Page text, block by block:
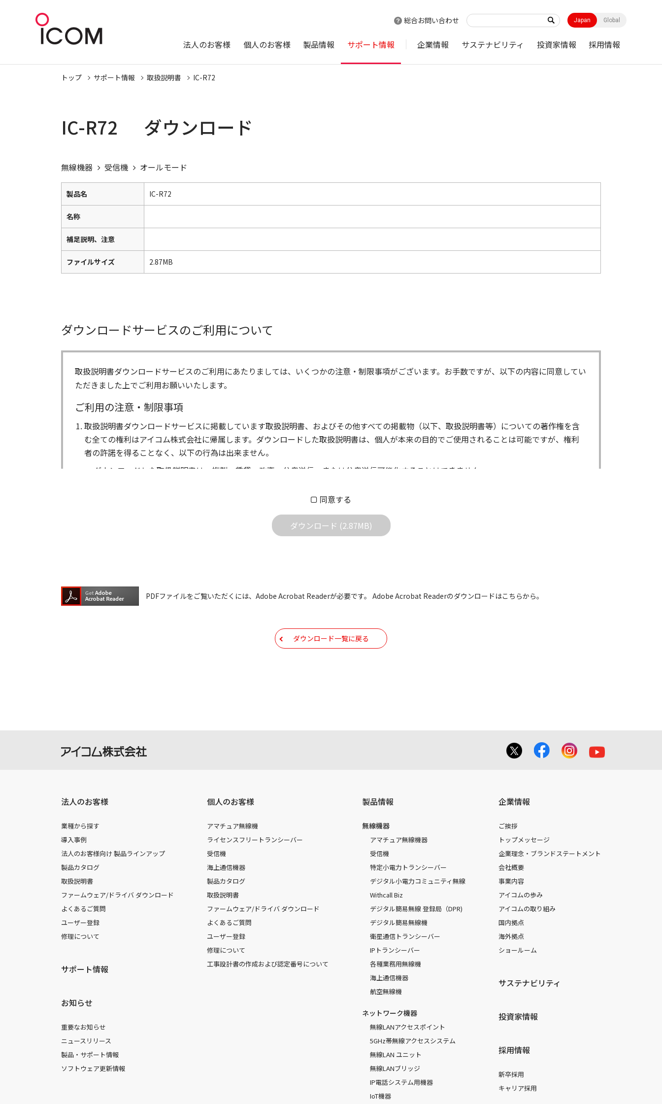
総合お問い合わせ Japan Global
法人のお客様 個人のお客様 製品情報 サポート情報 企業情報 サステナビリティ 投資家情報 採用情報
トップ サポート情報 取扱説明書 IC-R72
IC-R72 ダウンロード
無線機器 受信機 オールモード
製品名 IC-R72
名称
補足説明、注意
ファイルサイズ 2.87MB
ダウンロードサービスのご利用について
取扱説明書ダウンロードサービスのご利用にあたりましては、いくつかの注意・制限事項がございます。お手数ですが、以下の内容に同意してい
ただきました上でご利用お願いいたします。
ご利用の注意・制限事項
取扱説明書ダウンロードサービスに掲載しています取扱説明書、およびその他すべての掲載物（以下、取扱説明書等）についての著作権を含
む全ての権利はアイコム株式会社に帰属します。ダウンロードした取扱説明書は、個人が本来の目的でご使用されることは可能ですが、権利
者の許諾を得ることなく、以下の行為は出来ません。
ダウンロードした取扱説明書は、複製、賃貸、改変、公衆送信、または公衆送信可能化することはできません。
ダウンロードした取扱説明書は、有償あるいは無償を問わず、営業活動に使用することは、いかなる場合であっても出来ません。
ダウンロードした取扱説明書等に使用されている写真、イラスト、データ等に付いての転用は一切出来ません。
掲載の取扱説明書等は、製品発売当時の内容になっております。内容において、法律、仕様、住所、電話番号などは、現在のものと異なるもの
が含まれている場合があります。ご利用の際は、最新情報を参考にしてください。
取扱説明書の内容は、製品の仕様変更などで予告なく変更される場合があります。本サイトに掲載されている取扱説明書の内容は、お手持ち
の機種に同梱されている取扱説明書や現時点で発売されている機種に同梱されている取扱説明書の内容とは異なる場合がございますのでご了
を負いません。
同意する
ダウンロード (2.87MB)
PDFファイルをご覧いただくには、Adobe Acrobat Readerが必要です。 Adobe Acrobat Readerのダウンロードはこちらから。
ダウンロード一覧に戻る
法人のお客様
業種から探す
導入事例
法人のお客様向け 製品ラインアップ
製品カタログ
取扱説明書
ファームウェア/ドライバ ダウンロード
よくあるご質問
ユーザー登録
修理について
サポート情報
お知らせ
重要なお知らせ
ニュースリリース
製品・サポート情報
ソフトウェア更新情報
個人のお客様
アマチュア無線機
ライセンスフリートランシーバー
受信機
海上通信機器
製品カタログ
取扱説明書
ファームウェア/ドライバ ダウンロード
よくあるご質問
ユーザー登録
修理について
工事設計書の作成および認定番号について
製品情報
無線機器
アマチュア無線機器
受信機
特定小電力トランシーバー
デジタル小電力コミュニティ無線
Withcall Biz
デジタル簡易無線 登録局（DPR)
デジタル簡易無線機
衛星通信トランシーバー
IPトランシーバー
各種業務用無線機
海上通信機器
航空無線機
ネットワーク機器
無線LANアクセスポイント
5GHz帯無線アクセスシステム
無線LAN ユニット
無線LANブリッジ
IP電話システム用機器
IoT機器
企業情報
ご挨拶
トップメッセージ
企業理念・ブランドステートメント
会社概要
事業内容
アイコムの歩み
アイコムの取り組み
国内拠点
海外拠点
ショールーム
サステナビリティ
投資家情報
採用情報
新卒採用
キャリア採用